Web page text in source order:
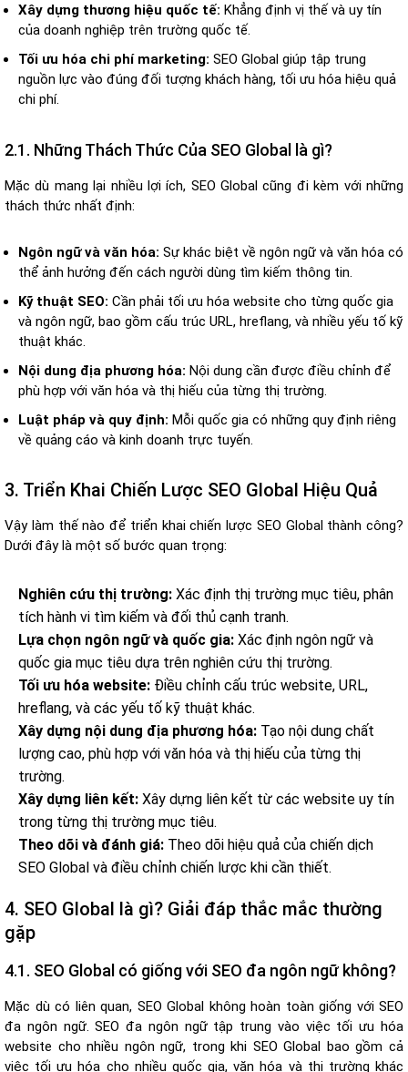
Xây dựng thương hiệu quốc tế: Khẳng định vị thế và uy tín
của doanh nghiệp trên trường quốc tế.
Tối ưu hóa chi phí marketing: SEO Global giúp tập trung
nguồn lực vào đúng đối tượng khách hàng, tối ưu hóa hiệu quả
chi phí.
2.1. Những Thách Thức Của SEO Global là gì?
Mặc dù mang lại nhiều lợi ích, SEO Global cũng đi kèm với những
thách thức nhất định:
Ngôn ngữ và văn hóa: Sự khác biệt về ngôn ngữ và văn hóa có
thể ảnh hưởng đến cách người dùng tìm kiếm thông tin.
Kỹ thuật SEO: Cần phải tối ưu hóa website cho từng quốc gia
và ngôn ngữ, bao gồm cấu trúc URL, hreflang, và nhiều yếu tố kỹ
thuật khác.
Nội dung địa phương hóa: Nội dung cần được điều chỉnh để
phù hợp với văn hóa và thị hiếu của từng thị trường.
Luật pháp và quy định: Mỗi quốc gia có những quy định riêng
về quảng cáo và kinh doanh trực tuyến.
3. Triển Khai Chiến Lược SEO Global Hiệu Quả
Vậy làm thế nào để triển khai chiến lược SEO Global thành công?
Dưới đây là một số bước quan trọng:
Nghiên cứu thị trường: Xác định thị trường mục tiêu, phân
tích hành vi tìm kiếm và đối thủ cạnh tranh.
Lựa chọn ngôn ngữ và quốc gia: Xác định ngôn ngữ và
quốc gia mục tiêu dựa trên nghiên cứu thị trường.
Tối ưu hóa website: Điều chỉnh cấu trúc website, URL,
hreflang, và các yếu tố kỹ thuật khác.
Xây dựng nội dung địa phương hóa: Tạo nội dung chất
lượng cao, phù hợp với văn hóa và thị hiếu của từng thị
trường.
Xây dựng liên kết: Xây dựng liên kết từ các website uy tín
trong từng thị trường mục tiêu.
Theo dõi và đánh giá: Theo dõi hiệu quả của chiến dịch
SEO Global và điều chỉnh chiến lược khi cần thiết.
4. SEO Global là gì? Giải đáp thắc mắc thường
gặp
4.1. SEO Global có giống với SEO đa ngôn ngữ không?
Mặc dù có liên quan, SEO Global không hoàn toàn giống với SEO
đa ngôn ngữ. SEO đa ngôn ngữ tập trung vào việc tối ưu hóa
website cho nhiều ngôn ngữ, trong khi SEO Global bao gồm cả
việc tối ưu hóa cho nhiều quốc gia, văn hóa và thị trường khác